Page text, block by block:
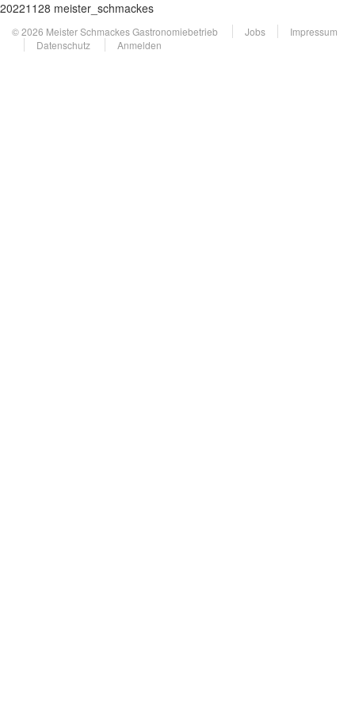
20221128 meister_schmackes
© 2026 Meister Schmackes Gastronomiebetrieb Jobs
Impressum
Datenschutz
Anmelden